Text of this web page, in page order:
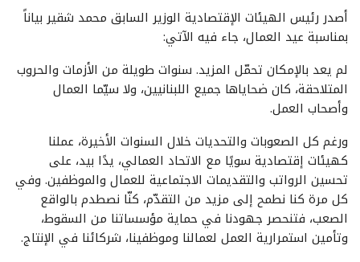
أصدر رئيس الهيئات الإقتصادية الوزير السابق محمد شقير بياناً
بمناسبة عيد العمال، جاء فيه الآتي:
لم يعد بالإمكان تحمّل المزيد. سنوات طويلة من الأزمات والحروب
المتلاحقة، كان ضحاياها جميع اللبنانيين، ولا سيّما العمال
وأصحاب العمل.
ورغم كل الصعوبات والتحديات خلال السنوات الأخيرة، عملنا
كهيئات إقتصادية سويًا مع الاتحاد العمالي، يدًا بيد، على
تحسين الرواتب والتقديمات الاجتماعية للعمال والموظفين. وفي
كل مرة كنا نطمح إلى مزيد من التقدّم، كنّا نصطدم بالواقع
الصعب، فتنحصر جهودنا في حماية مؤسساتنا من السقوط،
وتأمين استمرارية العمل لعمالنا وموظفينا، شركائنا في الإنتاج.